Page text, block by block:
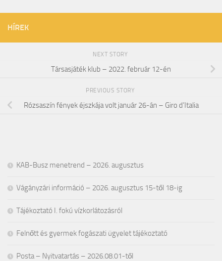
HÍREK
NEXT STORY
Társasjáték klub – 2022. február 12-én
PREVIOUS STORY
Rózsaszín fények éjszkája volt január 26-án – Giro d’Italia
KAB-Busz menetrend – 2026. augusztus
Vágányzári információ – 2026. augusztus 15-től 18-ig
Tájékoztató I. fokú vízkorlátozásról
Felnőtt és gyermek fogászati ügyelet tájékoztató
Posta – Nyitvatartás – 2026.08.01-től